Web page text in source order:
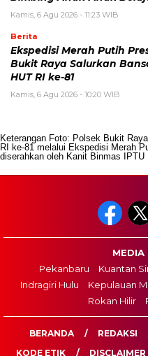
Kamis, 6 Agu 2026 - 11:23 WIB
Berita
Ekspedisi Merah Putih
Bukit Raya Salurkan
HUT RI ke-81
Kamis, 6 Agu 2026 - 10:20 WIB
Keterangan Foto: Polsek Bukit
RI ke-81 melalui Ekspedisi Merah
diserahkan oleh Kanit Binmas IPTU
MEDIA
Pekanbaru
Kuantan
Indragiri Hulu
Kepulauan
Rokan Hilir
BERANDA REDAKSI
KODE ETIK
DISCLAIMER